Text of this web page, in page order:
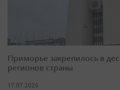
Приморье закрепилось в
регионов страны
17.07.2026